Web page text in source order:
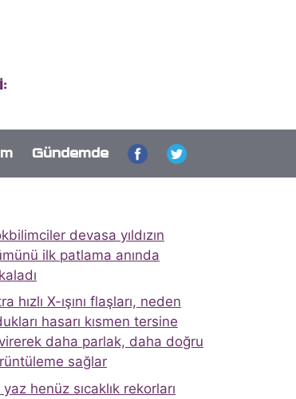
Gündemde
devasa yıldızın
ilk patlama anında
hızlı X-ışını flaşları, neden
hasarı kısmen tersine
daha parlak, daha doğru
sağlar
yaz henüz sıcaklık rekorları